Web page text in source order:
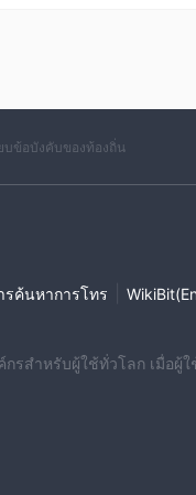
บข้อบังคับของท้องถิ่น
รค้นหาการโทร
รสำหรับผู้ใช้ทั่วโลก เมื่